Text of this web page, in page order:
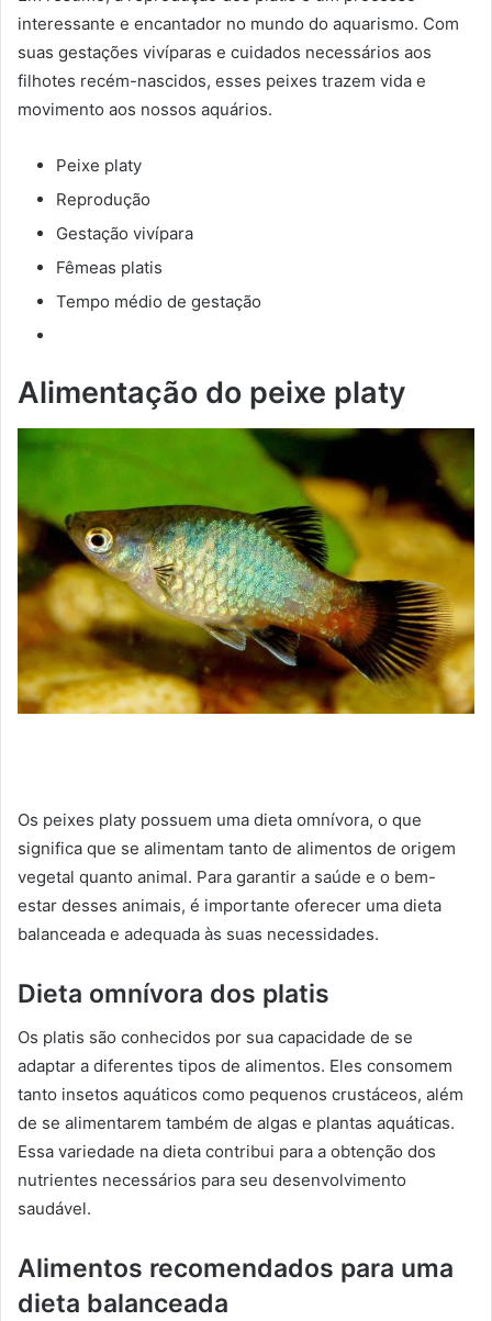
interessante e encantador no mundo do aquarismo. Com
suas gestações vivíparas e cuidados necessários aos
filhotes recém-nascidos, esses peixes trazem vida e
movimento aos nossos aquários.
Peixe platy
Reprodução
Gestação vivípara
Fêmeas platis
Tempo médio de gestação
Alimentação do peixe platy
Os peixes platy possuem uma dieta omnívora, o que
significa que se alimentam tanto de alimentos de origem
vegetal quanto animal. Para garantir a saúde e o bem-
estar desses animais, é importante oferecer uma dieta
balanceada e adequada às suas necessidades.
Dieta omnívora dos platis
Os platis são conhecidos por sua capacidade de se
adaptar a diferentes tipos de alimentos. Eles consomem
tanto insetos aquáticos como pequenos crustáceos, além
de se alimentarem também de algas e plantas aquáticas.
Essa variedade na dieta contribui para a obtenção dos
nutrientes necessários para seu desenvolvimento
saudável.
Alimentos recomendados para uma
dieta balanceada